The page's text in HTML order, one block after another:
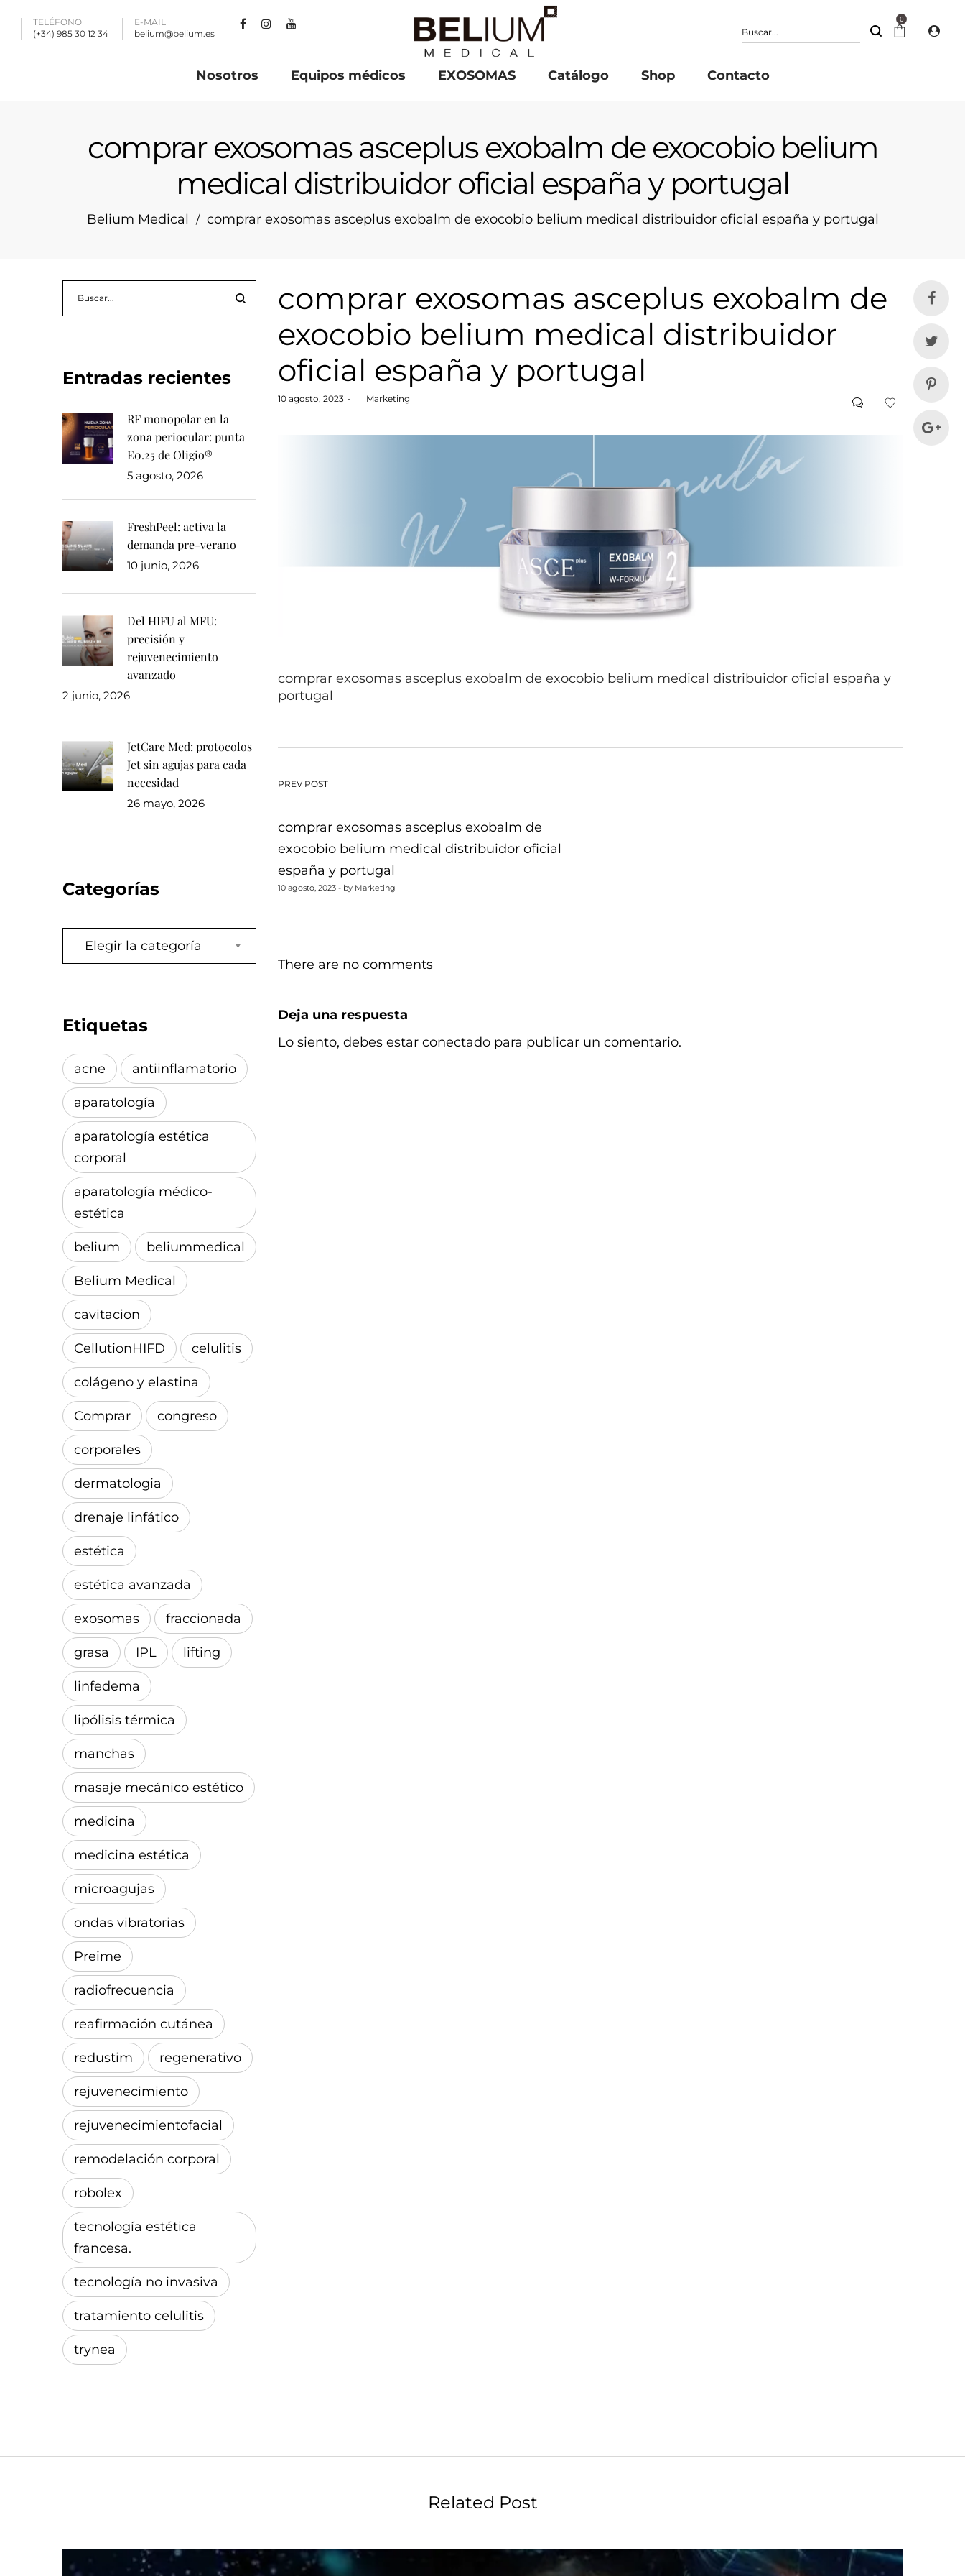
TELÉFONO
(+34) 985 30 12 34
E-MAIL
belium@belium.es
0
Nosotros Equipos médicos EXOSOMAS Catálogo Shop Contacto
comprar exosomas asceplus exobalm de exocobio belium
medical distribuidor oficial españa y portugal
Belium Medical / comprar exosomas asceplus exobalm de exocobio belium medical distribuidor oficial españa y portugal
comprar exosomas asceplus exobalm de
exocobio belium medical distribuidor
oficial españa y portugal
Posted
10 agosto, 2023 Marketing
comprar exosomas asceplus exobalm de exocobio belium medical distribuidor oficial españa y
portugal
Navegación
de
entradas
PREV POST
comprar exosomas asceplus exobalm de
exocobio belium medical distribuidor oficial
españa y portugal
10 agosto, 2023 - by Marketing
There are no comments
Deja una respuesta
Lo siento, debes estar conectado para publicar un comentario.
Entradas recientes
RF monopolar en la
zona periocular: punta
E0.25 de Oligio®
5 agosto, 2026
FreshPeel: activa la
demanda pre-verano
10 junio, 2026
Del HIFU al MFU:
precisión y
rejuvenecimiento
avanzado
2 junio, 2026
JetCare Med: protocolos
Jet sin agujas para cada
necesidad
26 mayo, 2026
Categorías
Categorías
Etiquetas
acne antiinflamatorio
aparatología
aparatología estética
corporal
aparatología médico-
estética
belium beliummedical
Belium Medical
cavitacion
CellutionHIFD celulitis
colágeno y elastina
Comprar congreso
corporales
dermatologia
drenaje linfático
estética
estética avanzada
exosomas fraccionada
grasa IPL lifting
linfedema
lipólisis térmica
manchas
masaje mecánico estético
medicina
medicina estética
microagujas
ondas vibratorias
Preime
radiofrecuencia
reafirmación cutánea
redustim regenerativo
rejuvenecimiento
rejuvenecimientofacial
remodelación corporal
robolex
tecnología estética
francesa.
tecnología no invasiva
tratamiento celulitis
trynea
Related Post